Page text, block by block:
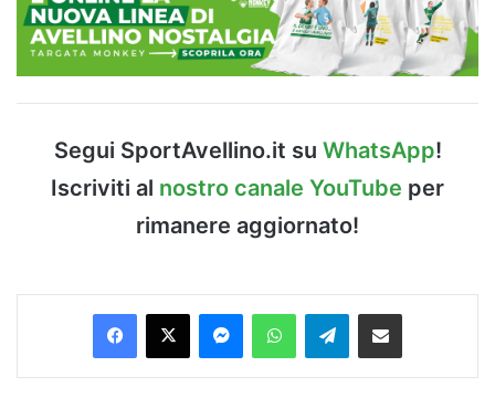
Segui SportAvellino.it su WhatsApp!
Iscriviti al nostro canale YouTube per
rimanere aggiornato!
Facebook
X MessengerWhatsAppTelegramCondividi via Email